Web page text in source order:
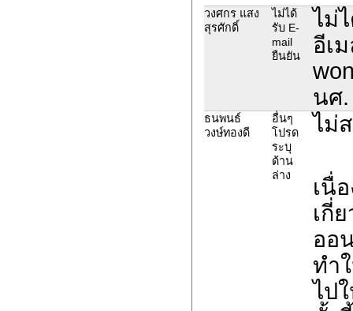
วงศกร แสง
สุรศักดิ์
ไม่ได้
รับ E-
mail
ยืนยัน
ไม่
อีเ
นศ.
ธนพนธ์
วงษ์ทองดี
อื่นๆ
โปรด
ระบุ
ด้าน
ล่าง
ไม่
เนื่
เกี่
ออ
ทำ
ไป